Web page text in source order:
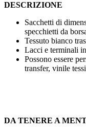
DESCRIZIONE
Sacchetti di
specchietti da
Tessuto bianco
Lacci e terminali
Possono essere
transfer, vinile
DA TENERE A